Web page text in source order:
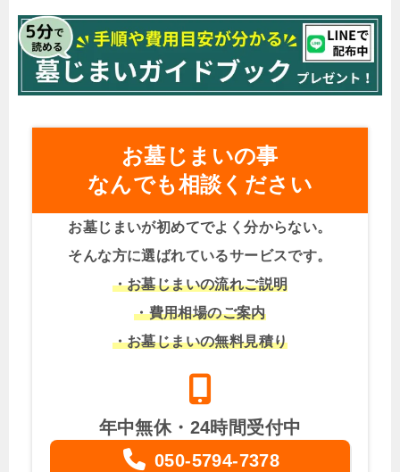
お墓じまいの事
なんでも相談ください
お墓じまいが初めてでよく分からない。
そんな方に選ばれているサービスです。
・お墓じまいの流れご説明
・費用相場のご案内
・お墓じまいの無料見積り
年中無休・24時間受付中
050-5794-7378